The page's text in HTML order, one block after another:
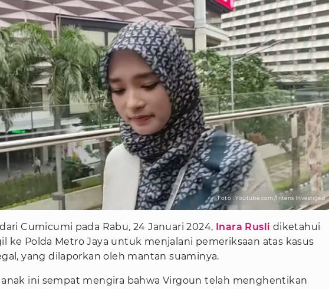
Foto : Youtube.com/Intens Investigasi
Cumicumi pada Rabu, 24 Januari 2024, Inara Rusli diketahui
ke Polda Metro Jaya untuk menjalani pemeriksaan atas kasus
yang dilaporkan oleh mantan suaminya.
anak ini sempat mengira bahwa Virgoun telah menghentikan